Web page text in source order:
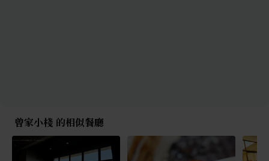
曾家小棧 的相似餐廳